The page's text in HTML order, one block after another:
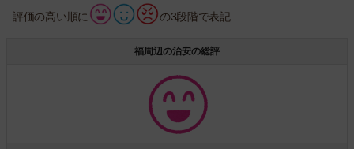
評価の高い順に の3段階で表記
福周辺の治安の総評